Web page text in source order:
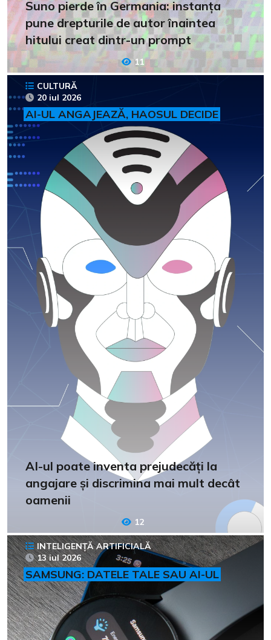
Suno pierde în Germania: instanța
pune drepturile de autor înaintea
hitului creat dintr-un prompt
11
CULTURĂ
20 iul 2026
AI-UL ANGAJEAZĂ, HAOSUL DECIDE
AI-ul poate inventa prejudecăți la
angajare și discrimina mai mult decât
oamenii
12
INTELIGENȚĂ ARTIFICIALĂ
13 iul 2026
SAMSUNG: DATELE TALE SAU AI-UL